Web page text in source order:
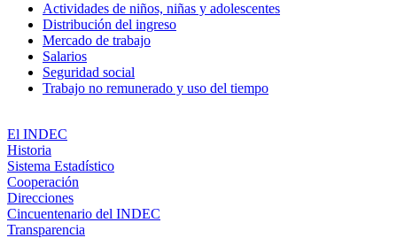
Actividades de niños, niñas y adolescentes
Distribución del ingreso
Mercado de trabajo
Salarios
Seguridad social
Trabajo no remunerado y uso del tiempo
El INDEC
Historia
Sistema Estadístico
Cooperación
Direcciones
Cincuentenario del INDEC
Transparencia